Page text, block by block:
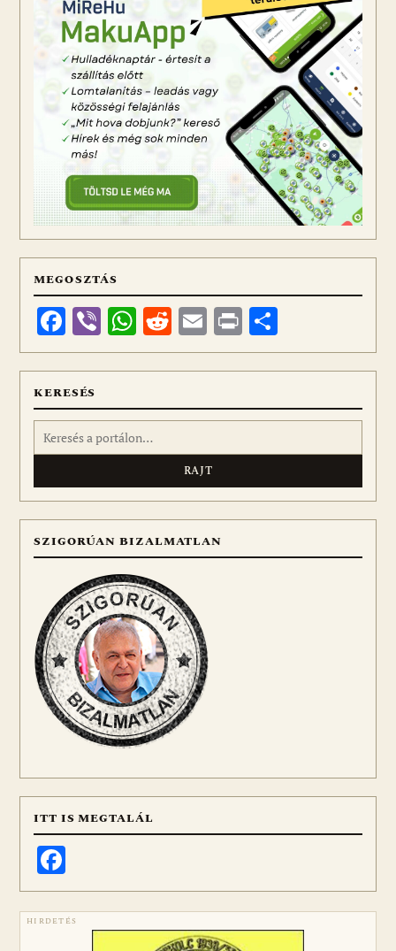
MEGOSZTÁS
Facebook
ViberWhatsApp
Reddit
Email
Print
meg
KERESÉS
Keresés:
SZIGORÚAN BIZALMATLAN
ITT IS MEGTALÁL
HIRDETÉS